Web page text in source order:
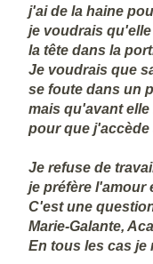
j'ai de la haine
je voudrais
la tête dans la
Je voudrais que
se foute dans un
mais qu'avant
pour que j'accède
Je refuse de
je préfère l'amour
C'est une
Marie-Galante,
En tous les cas je